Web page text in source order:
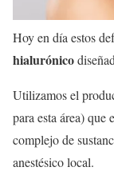
Hoy en día estos
hialurónico
Utilizamos el
para esta área)
complejo de
anestésico local.